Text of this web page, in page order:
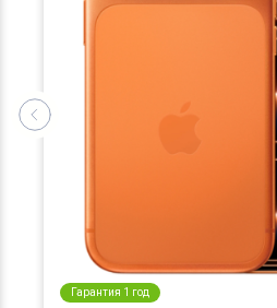
Гарантия 1 год